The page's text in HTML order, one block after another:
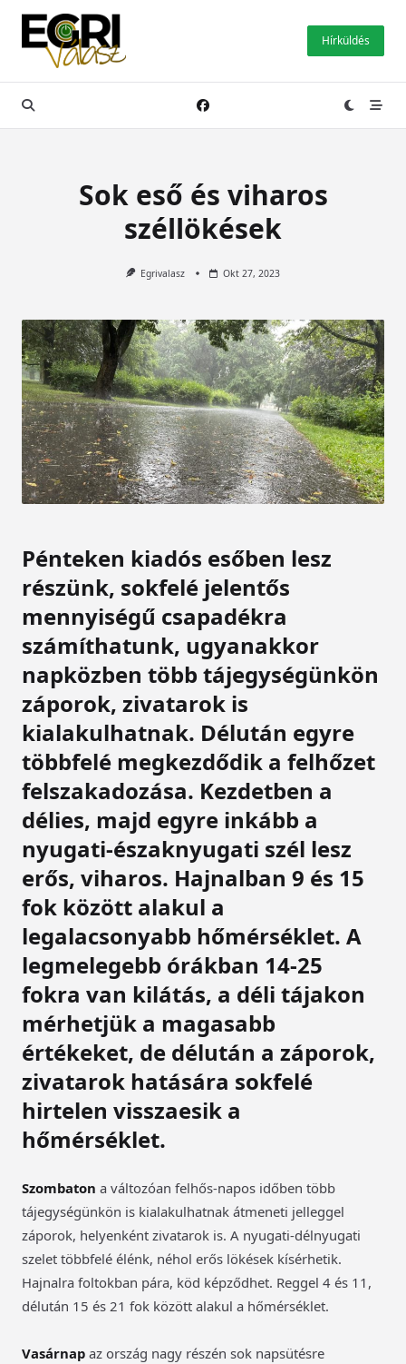
Skip
content
Hírküldés
Sok eső és viharos
széllökések
Egrivalasz Okt 27, 2023
Pénteken kiadós esőben lesz
részünk, sokfelé jelentős
mennyiségű csapadékra
számíthatunk, ugyanakkor
napközben több tájegységünkön
záporok, zivatarok is
kialakulhatnak. Délután egyre
többfelé megkezdődik a felhőzet
felszakadozása. Kezdetben a
délies, majd egyre inkább a
nyugati-északnyugati szél lesz
erős, viharos. Hajnalban 9 és 15
fok között alakul a
legalacsonyabb hőmérséklet. A
legmelegebb órákban 14-25
fokra van kilátás, a déli tájakon
mérhetjük a magasabb
értékeket, de délután a záporok,
zivatarok hatására sokfelé
hirtelen visszaesik a
hőmérséklet.
Szombaton a változóan felhős-napos időben több
tájegységünkön is kialakulhatnak átmeneti jelleggel
záporok, helyenként zivatarok is. A nyugati-délnyugati
szelet többfelé élénk, néhol erős lökések kísérhetik.
Hajnalra foltokban pára, köd képződhet. Reggel 4 és 11,
délután 15 és 21 fok között alakul a hőmérséklet.
Vasárnap az ország nagy részén sok napsütésre